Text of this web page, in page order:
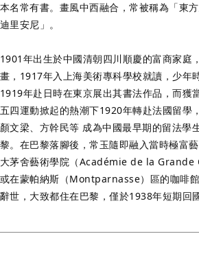
本名常有書。畫風中西融合，常被稱為「東
迪里安尼」。
1901年出生於中國清朝四川順慶的富商家庭
畫，1917年入上海美術專科學校就讀，少年
1919年赴日時在東京展出其書法作品，而獲
五四運動掀起的熱潮下1920年轉赴法國留學
顏文梁、方幹民等 成為中國最早期的留法學
黎。在巴黎落腳後，常玉隨即融入當時極富
大茅舍藝術學院（Académie de la Grande
或在蒙帕納斯（Montparnasse）區的咖啡
辭世，大致都住在巴黎，僅於1938年短期回國